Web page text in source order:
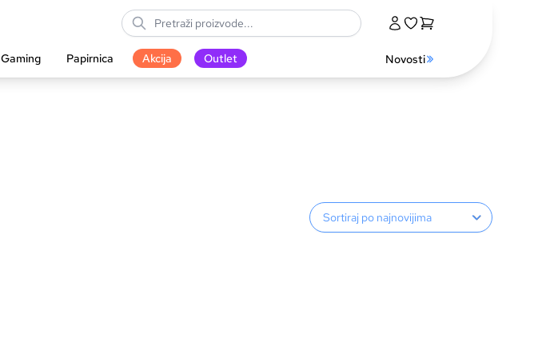
Gaming Papirnica Akcija Outlet Novosti
Sortiranje proizvoda